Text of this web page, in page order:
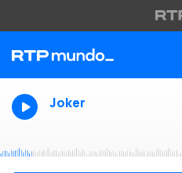
Joker